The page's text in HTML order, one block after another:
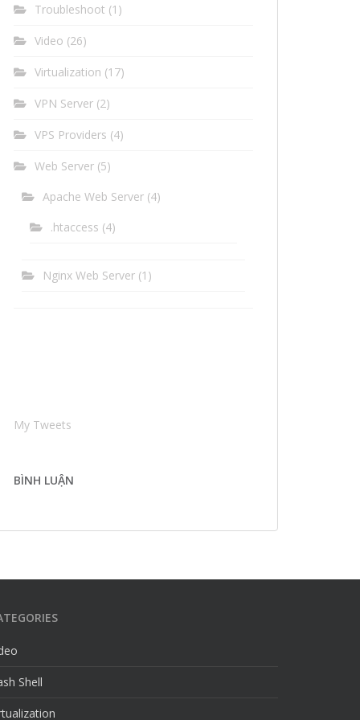
Troubleshoot (1)
Video (26)
Virtualization (17)
VPN Server (2)
VPS Providers (4)
Web Server (5)
Apache Web Server (4)
.htaccess (4)
Nginx Web Server (1)
My Tweets
BÌNH LUẬN
Shell